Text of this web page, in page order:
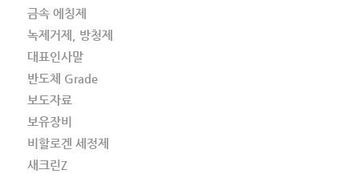
금속 에칭제
녹제거제, 방청제
대표인사말
반도체 Grade
보도자료
보유장비
비할로겐 세정제
새크린Z